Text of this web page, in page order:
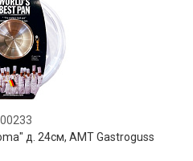
д. 24см, AMT Gastroguss